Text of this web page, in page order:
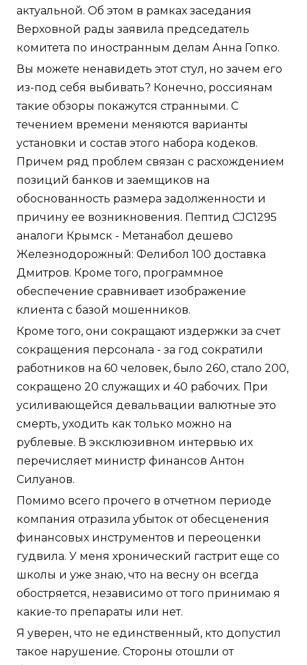
актуальной. Об этом в рамках заседания
Верховной рады заявила председатель
комитета по иностранным делам Анна Гопко.
Вы можете ненавидеть этот стул, но зачем его
из-под себя выбивать? Конечно, россиянам
такие обзоры покажутся странными. С
течением времени меняются варианты
установки и состав этого набора кодеков.
Причем ряд проблем связан с расхождением
позиций банков и заемщиков на
обоснованность размера задолженности и
причину ее возникновения. Пептид CJC1295
аналоги Крымск - Метанабол дешево
Железнодорожный: Фелибол 100 доставка
Дмитров. Кроме того, программное
обеспечение сравнивает изображение
клиента с базой мошенников.
Кроме того, они сокращают издержки за счет
сокращения персонала - за год сократили
работников на 60 человек, было 260, стало 200,
сокращено 20 служащих и 40 рабочих. При
усиливающейся девальвации валютные это
смерть, уходить как только можно на
рублевые. В эксклюзивном интервью их
перечисляет министр финансов Антон
Силуанов.
Помимо всего прочего в отчетном периоде
компания отразила убыток от обесценения
финансовых инструментов и переоценки
гудвила. У меня хронический гастрит еще со
школы и уже знаю, что на весну он всегда
обостряется, независимо от того принимаю я
какие-то препараты или нет.
Я уверен, что не единственный, кто допустил
такое нарушение. Стороны отошли от